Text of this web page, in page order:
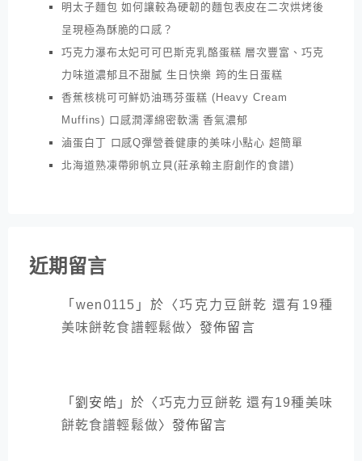
明太子麵包 如何讓較為硬韌的麵包表皮在二次烘烤後
呈現極為酥脆的口感？
巧克力瀑布太妃可可巴斯克乳酪蛋糕 層次豐富、巧克
力味道濃郁且不甜膩 生日快樂 筠的生日蛋糕
香蕉核桃可可鮮奶油瑪芬蛋糕 (Heavy Cream
Muffins) 口感潤澤綿密軟濡 香氣濃郁
滷蛋白丁 口感Q彈營養健康的美味小點心 超簡單
北海道熟凍帶卵帆立貝(莊承翰主廚創作的食譜)
近期留言
「wen0115 」於〈巧克力豆餅乾 還有19種
美味餅乾食譜輕鬆做〉發佈留言
「劉安皓 」於〈巧克力豆餅乾 還有19種美味
餅乾食譜輕鬆做〉發佈留言